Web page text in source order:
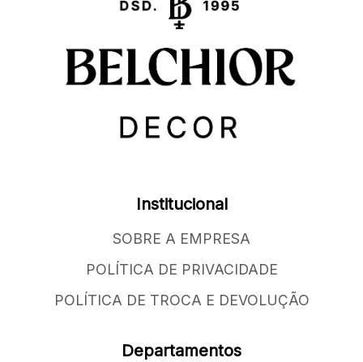
Institucional
SOBRE A EMPRESA
POLÍTICA DE PRIVACIDADE
POLÍTICA DE TROCA E DEVOLUÇÃO
Departamentos